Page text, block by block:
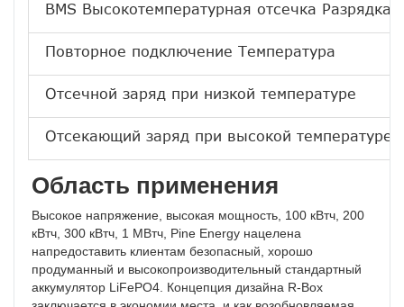
BMS Высокотемпературная отсечка Разрядка
Повторное подключение Температура
Отсечной заряд при низкой температуре
Отсекающий заряд при высокой температуре
Область применения
Высокое напряжение, высокая мощность, 100 кВтч, 200
кВтч, 300 кВтч, 1 МВтч, Pine Energy нацелена
напредоставить клиентам безопасный, хорошо
продуманный и высокопроизводительный стандартный
аккумулятор LiFePO4. Концепция дизайна R-Box